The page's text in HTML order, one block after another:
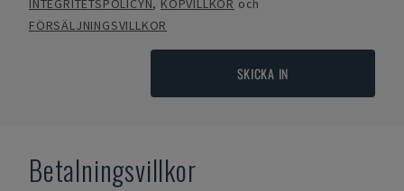
INTEGRITETSPOLICYN, KÖPVILLKOR och
FÖRSÄLJNINGSVILLKOR
SKICKA IN
Betalningsvillkor